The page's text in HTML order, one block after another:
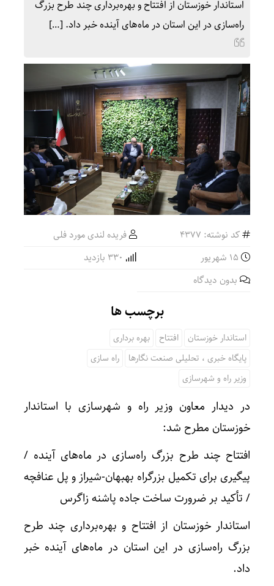
استاندار خوزستان از افتتاح و بهره‌برداری چند طرح بزرگ
راه‌سازی در این استان در ماه‌های آینده خبر داد. […]
کد نوشته: 4377
فریده لندی مورد فلی
بدون دیدگاه
برچسب ها
استاندار خوزستان افتتاح
بهره برداری
پایگاه خبری ، تحلیلی صنعت نگارها
راه سازی
وزیر راه و شهرسازی
در دیدار معاون وزیر راه و شهرسازی با استاندار
خوزستان مطرح شد:
افتتاح چند طرح بزرگ راه‌سازی در ماه‌های آینده /
پیگیری برای تکمیل بزرگراه بهبهان-شیراز و پل عنافچه
/ تأکید بر ضرورت ساخت جاده پاشنه زاگرس
استاندار خوزستان از افتتاح و بهره‌برداری چند طرح
بزرگ راه‌سازی در این استان در ماه‌های آینده خبر
داد.